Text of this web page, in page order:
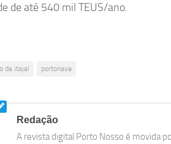
de até 540 mil TEUS/ano.
de itajaí portonave
Redação
A revista digital Porto Nosso é movida